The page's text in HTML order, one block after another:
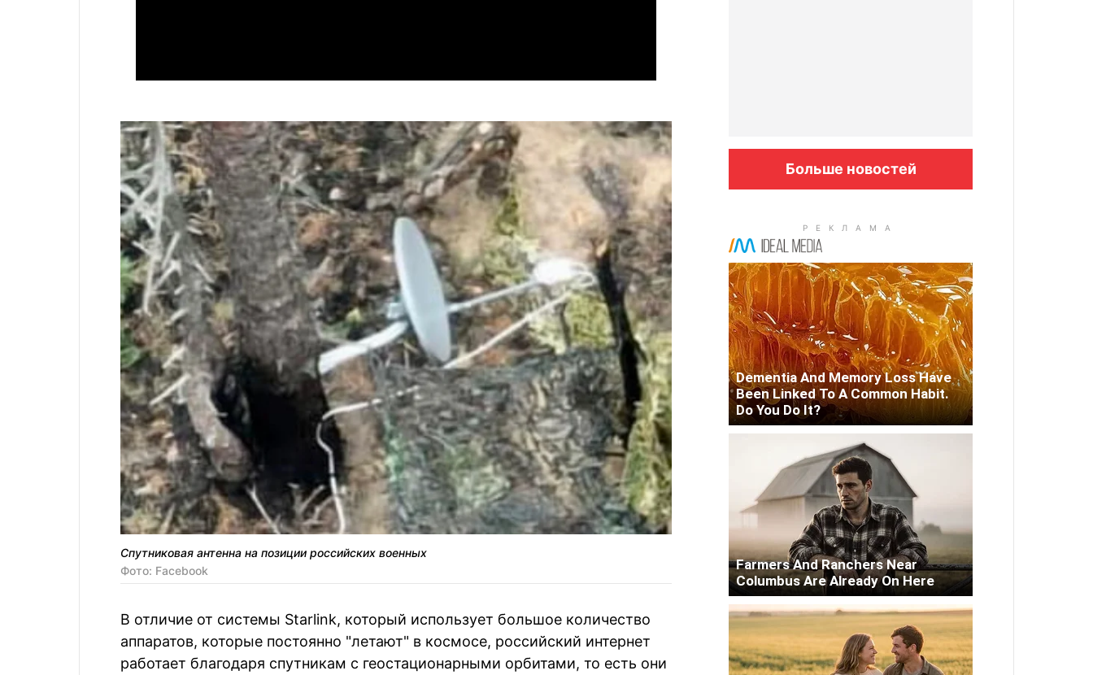
Спутниковая антенна на позиции российских военных
Фото: Facebook
В отличие от системы Starlink, который использует большое количество
аппаратов, которые постоянно "летают" в космосе, российский интернет
работает благодаря спутникам с геостационарными орбитами, то есть они
Больше новостей